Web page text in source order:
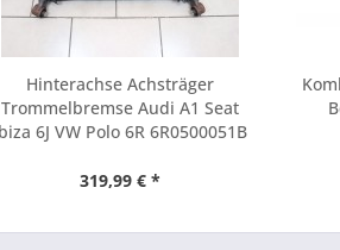
Hinterachse Achsträger
Trommelbremse Audi A1 Seat
6J VW Polo 6R 6R0500051B
319,99 € *